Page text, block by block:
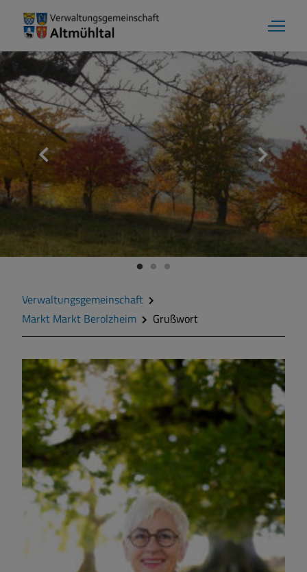
Aktuelles
Verwaltungsgemeinschaft
Gemeinde Alesheim
Markt Markt Berolzheim
Gemeinde Meinheim
Verwaltungsgemeinschaft
Markt Markt Berolzheim
Grußwort